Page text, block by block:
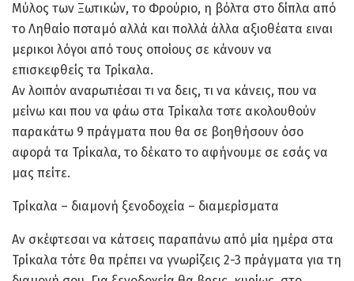
Μύλος των Ξωτικών, το Φρούριο, η βόλτα στο δίπλα από
το Ληθαίο ποταμό αλλά και πολλά άλλα αξιοθέατα ειναι
μερικοι λόγοι από τους οποίους σε κάνουν να
επισκεφθείς τα Τρίκαλα.
Αν λοιπόν αναρωτιέσαι τι να δεις, τι να κάνεις, που να
μείνω και που να φάω στα Τρίκαλα τοτε ακολουθούν
παρακάτω 9 πράγματα που θα σε βοηθήσουν όσο
αφορά τα Τρίκαλα, το δέκατο το αφήνουμε σε εσάς να
μας πείτε.
Τρίκαλα – διαμονή ξενοδοχεία – διαμερίσματα
Αν σκέφτεσαι να κάτσεις παραπάνω από μία ημέρα στα
Τρίκαλα τότε θα πρέπει να γνωρίζεις 2-3 πράγματα για τη